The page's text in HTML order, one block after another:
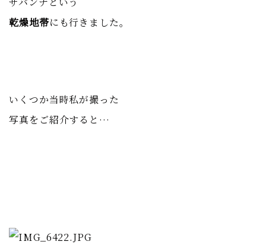
乾燥地帯にも行きました。
いくつか当時私が撮った
写真をご紹介すると…